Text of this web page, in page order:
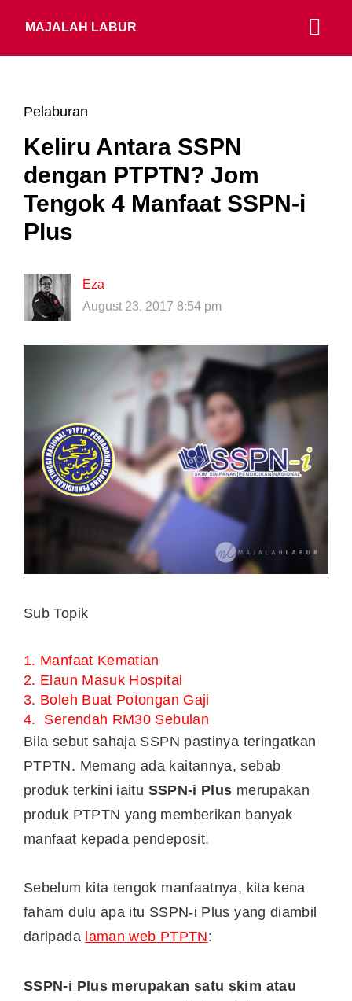
MAJALAH LABUR
Pelaburan
Keliru Antara SSPN
dengan PTPTN? Jom
Tengok 4 Manfaat SSPN-i
Plus
Eza
August 23, 2017 8:54 pm
Sub Topik
1. Manfaat Kematian
2. Elaun Masuk Hospital
3. Boleh Buat Potongan Gaji
4. Serendah RM30 Sebulan
Bila sebut sahaja SSPN pastinya teringatkan
PTPTN. Memang ada kaitannya, sebab
produk terkini iaitu SSPN-i Plus merupakan
produk PTPTN yang memberikan banyak
manfaat kepada pendeposit.
Sebelum kita tengok manfaatnya, kita kena
faham dulu apa itu SSPN-i Plus yang diambil
daripada laman web PTPTN:
SSPN-i Plus merupakan satu skim atau